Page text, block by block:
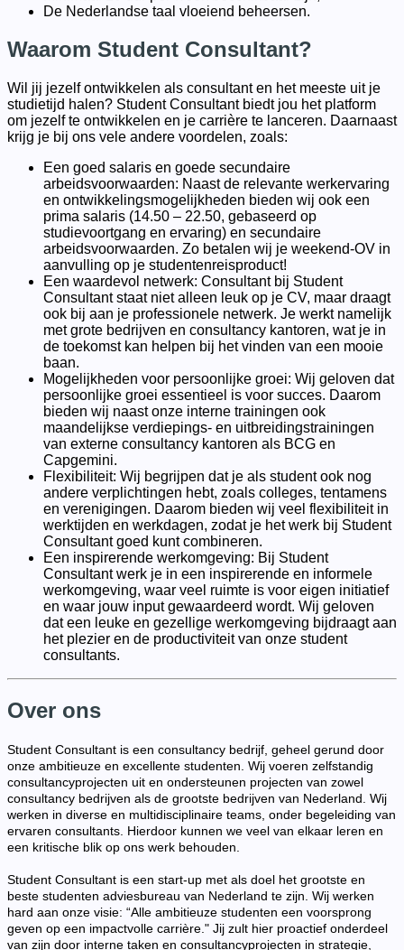
De Nederlandse taal vloeiend beheersen.
Waarom Student Consultant?
Wil jij jezelf ontwikkelen als consultant en het meeste uit je
studietijd halen? Student Consultant biedt jou het platform
om jezelf te ontwikkelen en je carrière te lanceren. Daarnaast
krijg je bij ons vele andere voordelen, zoals:
Een goed salaris en goede secundaire
arbeidsvoorwaarden: Naast de relevante werkervaring
en ontwikkelingsmogelijkheden bieden wij ook een
prima salaris (14.50 – 22.50, gebaseerd op
studievoortgang en ervaring) en secundaire
arbeidsvoorwaarden. Zo betalen wij je weekend-OV in
aanvulling op je studentenreisproduct!
Een waardevol netwerk: Consultant bij Student
Consultant staat niet alleen leuk op je CV, maar draagt
ook bij aan je professionele netwerk. Je werkt namelijk
met grote bedrijven en consultancy kantoren, wat je in
de toekomst kan helpen bij het vinden van een mooie
baan.
Mogelijkheden voor persoonlijke groei: Wij geloven dat
persoonlijke groei essentieel is voor succes. Daarom
bieden wij naast onze interne trainingen ook
maandelijkse verdiepings- en uitbreidingstrainingen
van externe consultancy kantoren als BCG en
Capgemini.
Flexibiliteit: Wij begrijpen dat je als student ook nog
andere verplichtingen hebt, zoals colleges, tentamens
en verenigingen. Daarom bieden wij veel flexibiliteit in
werktijden en werkdagen, zodat je het werk bij Student
Consultant goed kunt combineren.
Een inspirerende werkomgeving: Bij Student
Consultant werk je in een inspirerende en informele
werkomgeving, waar veel ruimte is voor eigen initiatief
en waar jouw input gewaardeerd wordt. Wij geloven
dat een leuke en gezellige werkomgeving bijdraagt aan
het plezier en de productiviteit van onze student
consultants.
Over ons
Student Consultant is een consultancy bedrijf, geheel gerund door
onze ambitieuze en excellente studenten. Wij voeren zelfstandig
consultancyprojecten uit en ondersteunen projecten van zowel
consultancy bedrijven als de grootste bedrijven van Nederland. Wij
werken in diverse en multidisciplinaire teams, onder begeleiding van
ervaren consultants. Hierdoor kunnen we veel van elkaar leren en
een kritische blik op ons werk behouden.
Student Consultant is een start-up met als doel het grootste en
beste studenten adviesbureau van Nederland te zijn. Wij werken
hard aan onze visie: “Alle ambitieuze studenten een voorsprong
geven op een impactvolle carrière." Jij zult hier proactief onderdeel
van zijn door interne taken en consultancyprojecten in strategie,